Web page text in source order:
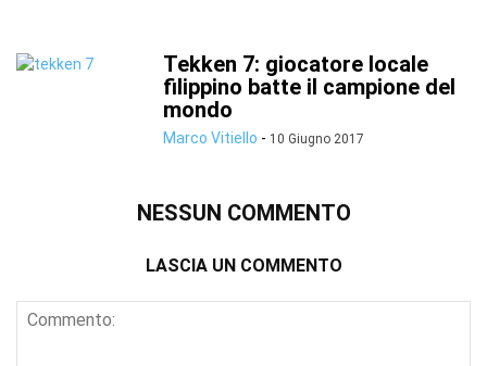
Tekken 7: giocatore locale
filippino batte il campione del
mondo
Marco Vitiello - 10 Giugno 2017
NESSUN COMMENTO
LASCIA UN COMMENTO